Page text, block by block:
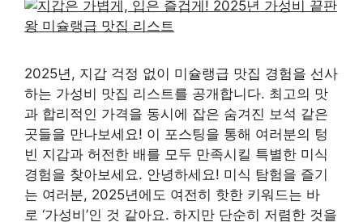
2025년, 지갑 걱정 없이 미슐랭급 맛집 경험을 선사
하는 가성비 맛집 리스트를 공개합니다. 최고의 맛
과 합리적인 가격을 동시에 잡은 숨겨진 보석 같은
곳들을 만나보세요! 이 포스팅을 통해 여러분의 텅
빈 지갑과 허전한 배를 모두 만족시킬 특별한 미식
경험을 찾아보세요. 안녕하세요! 미식 탐험을 즐기
는 여러분, 2025년에도 여전히 핫한 키워드는 바
로 ‘가성비’인 것 같아요. 하지만 단순히 저렴한 것을